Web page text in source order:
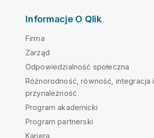
Informacje O Qlik
Firma
Zarząd
Odpowiedzialność społeczna
Różnorodność, równość, integracja i
przynależność
Program akademicki
Program partnerski
Kariera